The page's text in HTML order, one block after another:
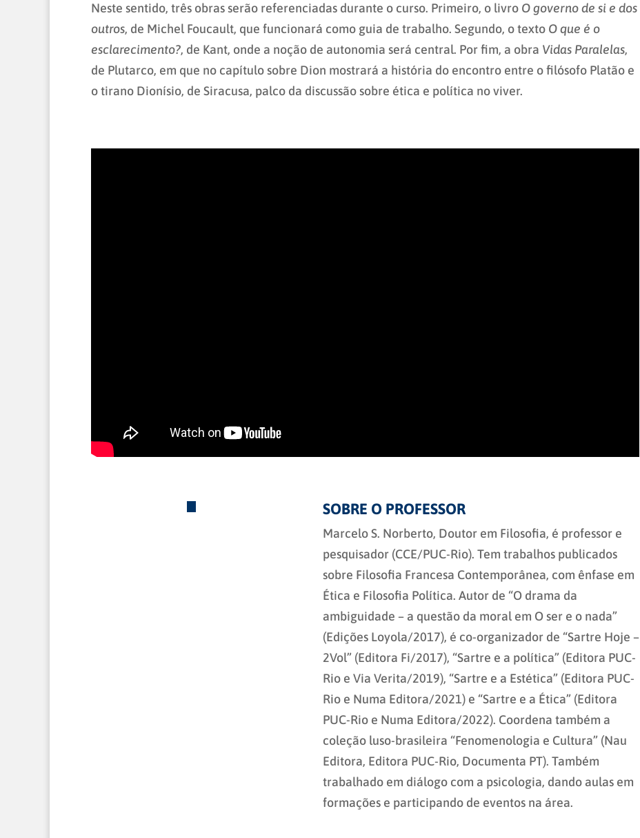
Neste sentido, três obras serão referenciadas durante o curso. Primeiro, o livro O governo de si e dos
outros, de Michel Foucault, que funcionará como guia de trabalho. Segundo, o texto O que é o
esclarecimento?, de Kant, onde a noção de autonomia será central. Por fim, a obra Vidas Paralelas,
de Plutarco, em que no capítulo sobre Dion mostrará a história do encontro entre o filósofo Platão e
o tirano Dionísio, de Siracusa, palco da discussão sobre ética e política no viver.
SOBRE O PROFESSOR
Marcelo S. Norberto, Doutor em Filosofia, é professor e
pesquisador (CCE/PUC-Rio). Tem trabalhos publicados
sobre Filosofia Francesa Contemporânea, com ênfase em
Ética e Filosofia Política. Autor de “O drama da
ambiguidade – a questão da moral em O ser e o nada”
(Edições Loyola/2017), é co-organizador de “Sartre Hoje –
2Vol” (Editora Fi/2017), “Sartre e a política” (Editora PUC-
Rio e Via Verita/2019), “Sartre e a Estética” (Editora PUC-
Rio e Numa Editora/2021) e “Sartre e a Ética” (Editora
PUC-Rio e Numa Editora/2022). Coordena também a
coleção luso-brasileira “Fenomenologia e Cultura” (Nau
Editora, Editora PUC-Rio, Documenta PT). Também
trabalhado em diálogo com a psicologia, dando aulas em
formações e participando de eventos na área.